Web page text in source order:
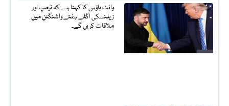
وائٹ ہاؤس کا کہنا ہے کہ ٹرمپ اور
زیلنسکی اگلے ہفتے واشنگٹن میں
ملاقات کریں گے۔